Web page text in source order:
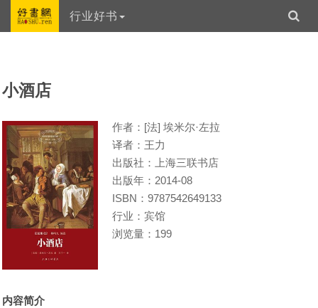
行业好书
小酒店
作者：[法] 埃米尔·左拉
译者：王力
出版社：上海三联书店
出版年：2014-08
ISBN：9787542649133
行业：宾馆
浏览量：199
内容简介